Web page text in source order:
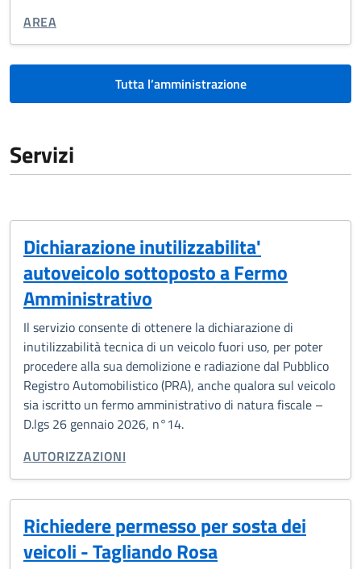
TIPO DI ORGANIZZAZIONE:
AREA
Tutta l’amministrazione
Servizi
Dichiarazione inutilizzabilita'
autoveicolo sottoposto a Fermo
Amministrativo
Il servizio consente di ottenere la dichiarazione di
inutilizzabilità tecnica di un veicolo fuori uso, per poter
procedere alla sua demolizione e radiazione dal Pubblico
Registro Automobilistico (PRA), anche qualora sul veicolo
sia iscritto un fermo amministrativo di natura fiscale –
D.lgs 26 gennaio 2026, n°14.
CATEGORIA CORRELATA:
AUTORIZZAZIONI
Richiedere permesso per sosta dei
veicoli - Tagliando Rosa